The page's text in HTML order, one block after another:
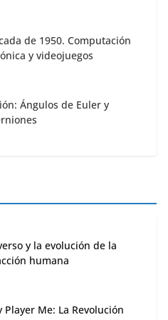
de 1950. Computación
y videojuegos
Ángulos de Euler y
y la evolución de la
humana
Player Me: La Revolución